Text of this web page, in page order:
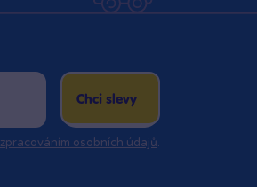
Chci slevy
osobních údajů.